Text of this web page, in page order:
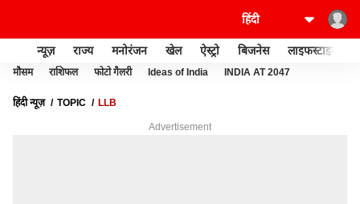
न्यूज़ राज्य मनोरंजन खेल ऐस्ट्रो बिजनेस लाइफस्टाइल
मौसम राशिफल फोटो गैलरी Ideas of India INDIA AT 2047
हिंदी न्यूज़ TOPIC LLB
Advertisement